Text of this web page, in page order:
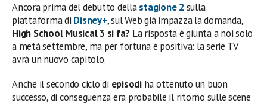
Ancora prima del debutto dellastagione 2 sulla
piattaforma di Disney+, sul Web già impazza la domanda,
High School Musical 3 si fa? La risposta è giunta a noi solo
a metà settembre, ma per fortuna è positiva: la serie TV
avrà un nuovo capitolo.
Anche il secondo ciclo di episodiha ottenuto un buon
successo, di conseguenza era probabile il ritorno sulle scene